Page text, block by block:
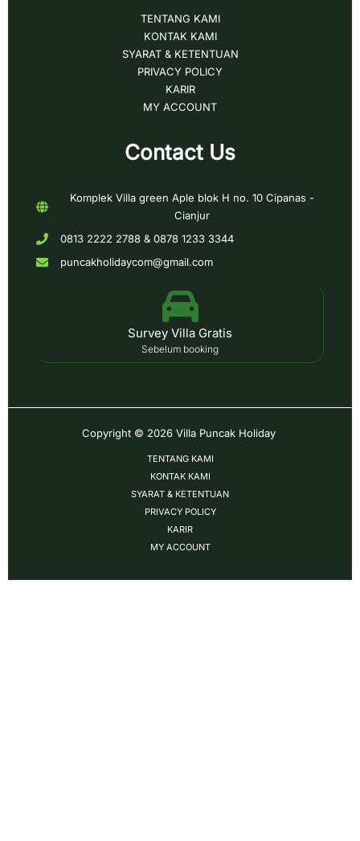
TENTANG KAMI
KONTAK KAMI
SYARAT & KETENTUAN
PRIVACY POLICY
KARIR
MY ACCOUNT
Contact Us
Komplek Villa green Aple blok H no. 10 Cipanas -
Cianjur
0813 2222 2788 & 0878 1233 3344
puncakholidaycom@gmail.com
Survey Villa Gratis
Sebelum booking
Copyright © 2026 Villa Puncak Holiday
TENTANG KAMI
KONTAK KAMI
SYARAT & KETENTUAN
PRIVACY POLICY
KARIR
MY ACCOUNT